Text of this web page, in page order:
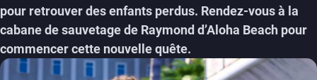
pour retrouver des enfants perdus. Rendez-vous à la
cabane de sauvetage de Raymond d’Aloha Beach pour
commencer cette nouvelle quête.